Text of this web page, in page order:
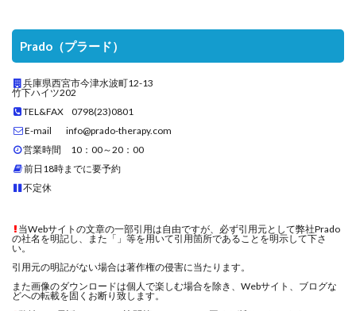
Prado（プラード）
兵庫県西宮市今津水波町12-13
竹下ハイツ202
TEL&FAX 0798(23)0801
E-mail info@prado-therapy.com
営業時間 10：00～20：00
前日18時までに要予約
不定休
当Webサイトの文章の一部引用は自由ですが、必ず引用元として弊社Prado
の社名を明記し、また「」等を用いて引用箇所であることを明示して下さ
い。
引用元の明記がない場合は著作権の侵害に当たります。
また画像のダウンロードは個人で楽しむ場合を除き、Webサイト、ブログな
どへの転載を固くお断り致します。